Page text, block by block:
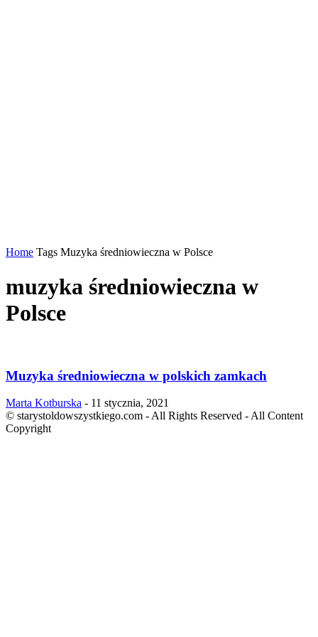
Home Tags Muzyka średniowieczna w Polsce
muzyka średniowieczna w
Polsce
Muzyka średniowieczna w polskich zamkach
Marta Kotburska - 11 stycznia, 2021
© starystoldowszystkiego.com - All Rights Reserved - All Content
Copyright